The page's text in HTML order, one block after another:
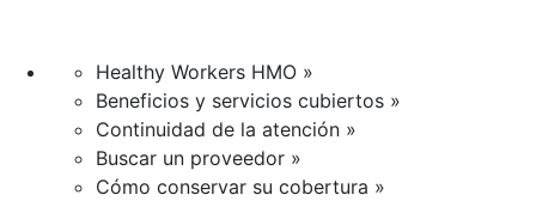
Healthy Workers HMO »
Beneficios y servicios cubiertos »
Continuidad de la atención »
Buscar un proveedor »
Cómo conservar su cobertura »